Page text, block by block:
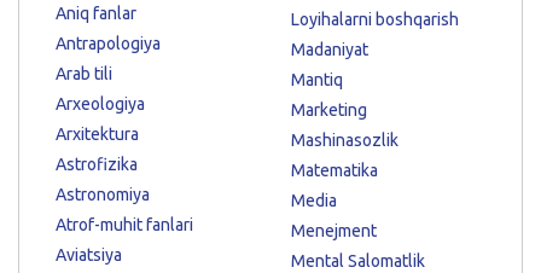
Aniq fanlar
Antrapologiya
Arab tili
Arxeologiya
Arxitektura
Astrofizika
Astronomiya
Atrof-muhit fanlari
Aviatsiya
Loyihalarni boshqarish
Madaniyat
Mantiq
Marketing
Mashinasozlik
Matematika
Media
Menejment
Mental Salomatlik